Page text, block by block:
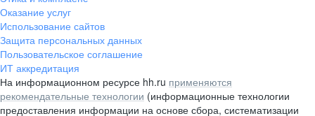
Оказание услуг
Использование сайтов
Защита персональных данных
Пользовательское соглашение
ИТ аккредитация
На информационном ресурсе hh.ru применяются
рекомендательные технологии (информационные технологии
предоставления информации на основе сбора, систематизации